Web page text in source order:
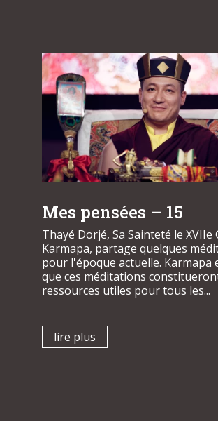
Mes pensées – 15
Thayé Dorjé, Sa Sainteté le XVIIe
Karmapa, partage quelques
pour l'époque actuelle. Karmapa
que ces méditations
ressources utiles pour tous les...
lire plus